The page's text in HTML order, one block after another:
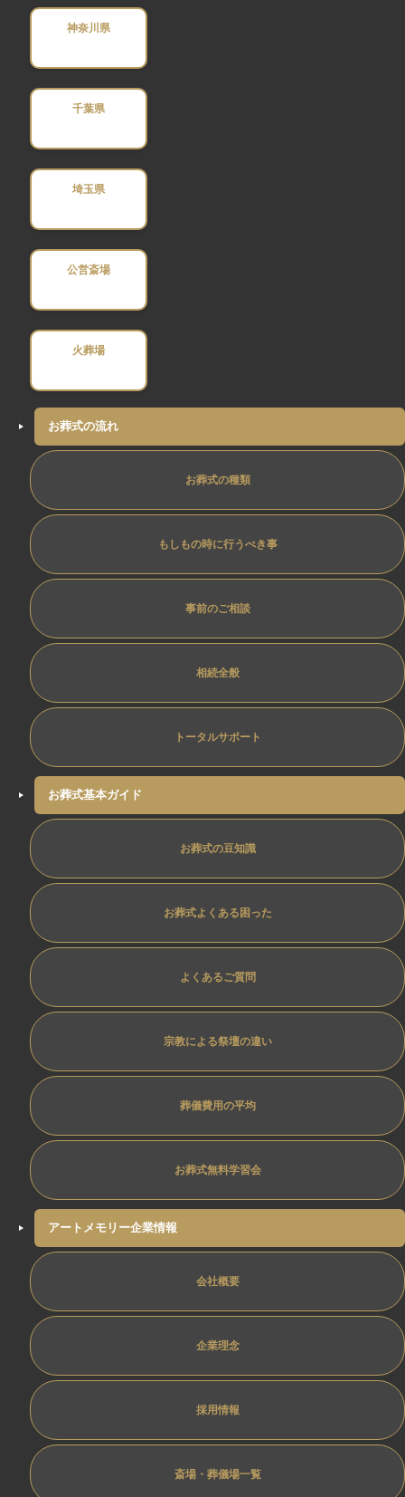
神奈川県
千葉県
埼玉県
公営斎場
火葬場
お葬式の流れ
お葬式の種類
もしもの時に行うべき事
事前のご相談
相続全般
トータルサポート
お葬式基本ガイド
お葬式の豆知識
お葬式よくある困った
よくあるご質問
宗教による祭壇の違い
葬儀費用の平均
お葬式無料学習会
アートメモリー企業情報
会社概要
企業理念
採用情報
斎場・葬儀場一覧